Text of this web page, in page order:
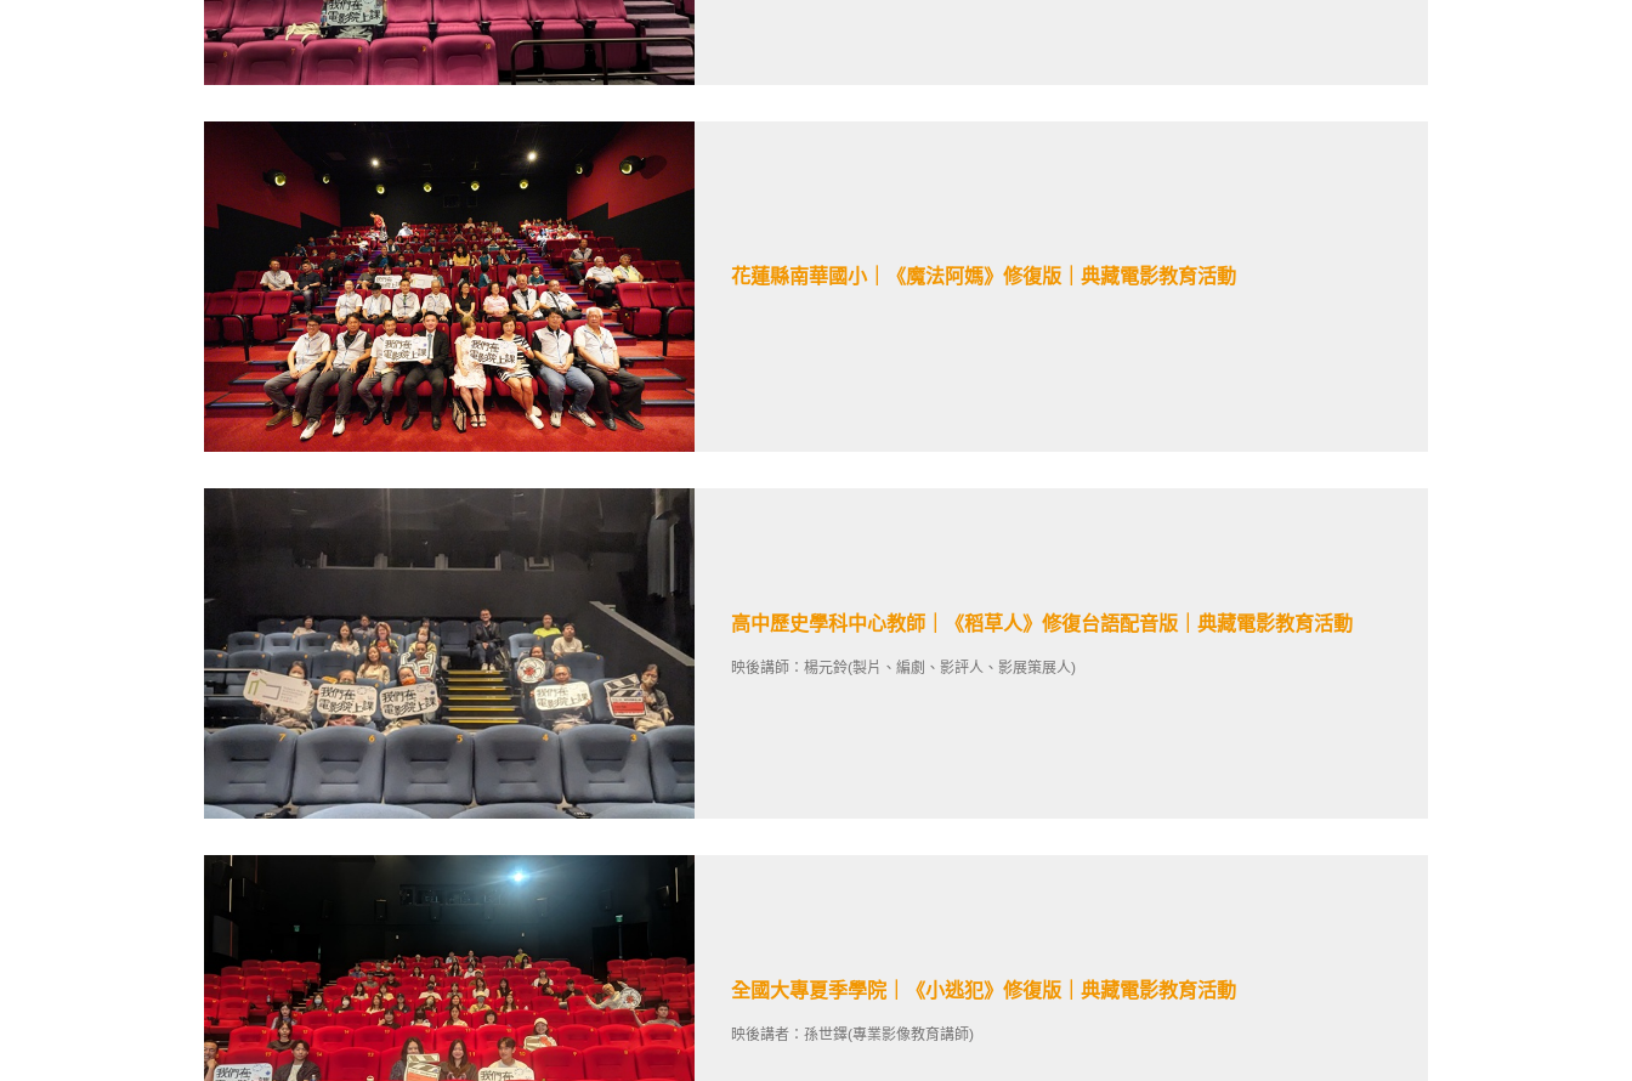
花蓮縣南華國小｜《魔法阿媽》修復版｜典藏電影教育活動
高中歷史學科中心教師｜《稻草人》修復台語配音版｜典藏電影教育活動
映後講師：楊元鈴(製片、編劇、影評人、影展策展人)
全國大專夏季學院｜《小逃犯》修復版｜典藏電影教育活動
映後講者：孫世鐸(專業影像教育講師)